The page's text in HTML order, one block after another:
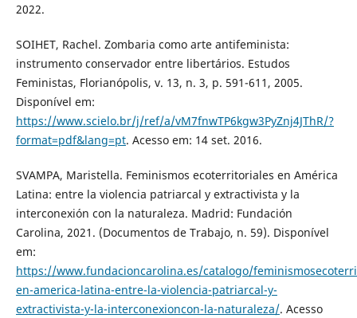
2022.
SOIHET, Rachel. Zombaria como arte antifeminista:
instrumento conservador entre libertários. Estudos
Feministas, Florianópolis, v. 13, n. 3, p. 591-611, 2005.
Disponível em:
https://www.scielo.br/j/ref/a/vM7fnwTP6kgw3PyZnj4JThR/?
format=pdf&lang=pt. Acesso em: 14 set. 2016.
SVAMPA, Maristella. Feminismos ecoterritoriales en América
Latina: entre la violencia patriarcal y extractivista y la
interconexión con la naturaleza. Madrid: Fundación
Carolina, 2021. (Documentos de Trabajo, n. 59). Disponível
em:
https://www.fundacioncarolina.es/catalogo/
en-america-latina-entre-la-violencia-patriarcal-y-
extractivista-y-la-interconexioncon-la-naturaleza/. Acesso